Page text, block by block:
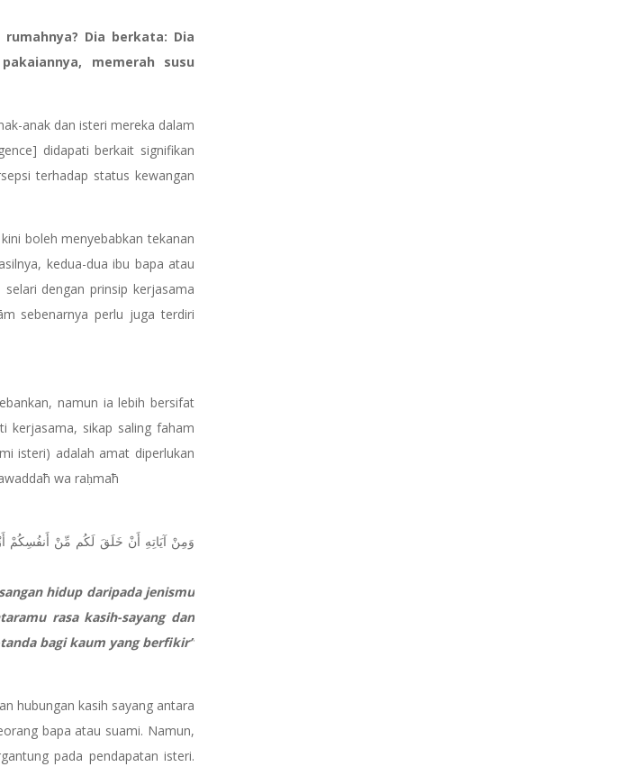
Dia berkata: Dia
memerah susu
anak dan isteri mereka dalam
didapati berkait signifikan
terhadap status kewangan
boleh menyebabkan tekanan
kedua-dua ibu bapa atau
dengan prinsip kerjasama
sebenarnya perlu juga terdiri
namun ia lebih bersifat
kerjasama, sikap saling faham
isteri) adalah amat diperlukan
wa raḥmaћ
hidup daripada jenismu
rasa kasih-sayang dan
bagi kaum yang berfikir”
hubungan kasih sayang antara
bapa atau suami. Namun,
pada pendapatan isteri.